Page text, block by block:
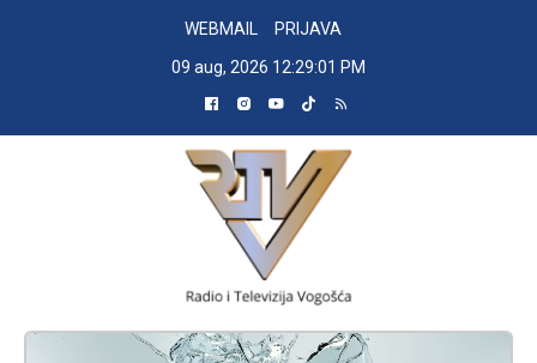
WEBMAIL
PRIJAVA
09 aug, 2026 12:29:02 PM
RADIO TELEVIZIJA VOGOŠĆA